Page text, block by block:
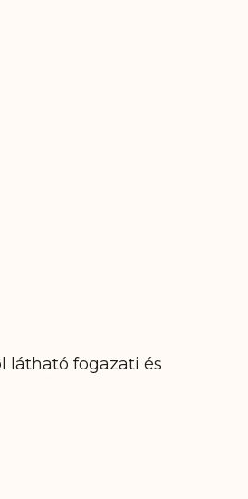
látható fogazati és